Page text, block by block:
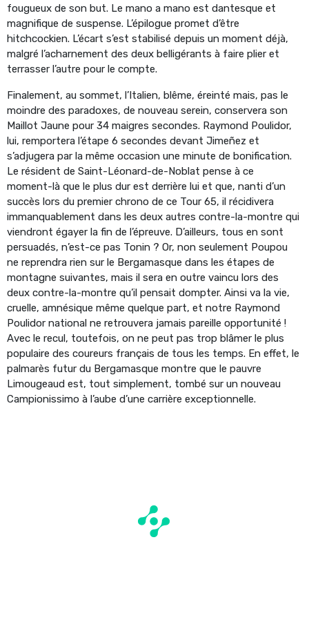
fougueux de son but. Le mano a mano est dantesque et
magnifique de suspense. L’épilogue promet d’être
hitchcockien. L’écart s’est stabilisé depuis un moment déjà,
malgré l’acharnement des deux belligérants à faire plier et
terrasser l’autre pour le compte.
Finalement, au sommet, l’Italien, blême, éreinté mais, pas le
moindre des paradoxes, de nouveau serein, conservera son
Maillot Jaune pour 34 maigres secondes. Raymond Poulidor,
lui, remportera l’étape 6 secondes devant Jimeñez et
s’adjugera par la même occasion une minute de bonification.
Le résident de Saint-Léonard-de-Noblat pense à ce
moment-là que le plus dur est derrière lui et que, nanti d’un
succès lors du premier chrono de ce Tour 65, il récidivera
immanquablement dans les deux autres contre-la-montre qui
viendront égayer la fin de l’épreuve. D’ailleurs, tous en sont
persuadés, n’est-ce pas Tonin ? Or, non seulement Poupou
ne reprendra rien sur le Bergamasque dans les étapes de
montagne suivantes, mais il sera en outre vaincu lors des
deux contre-la-montre qu’il pensait dompter. Ainsi va la vie,
cruelle, amnésique même quelque part, et notre Raymond
Poulidor national ne retrouvera jamais pareille opportunité !
Avec le recul, toutefois, on ne peut pas trop blâmer le plus
populaire des coureurs français de tous les temps. En effet, le
palmarès futur du Bergamasque montre que le pauvre
Limougeaud est, tout simplement, tombé sur un nouveau
Campionissimo à l’aube d’une carrière exceptionnelle.